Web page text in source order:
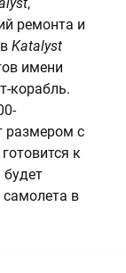
ремонта и
Katalyst
имени
корабль.
размером с
к
будет
в